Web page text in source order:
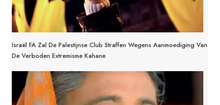
Israël FA Zal De Palestijnse Club Straffen Wegens Aanmoediging Van
De Verboden Extremisme Kahane